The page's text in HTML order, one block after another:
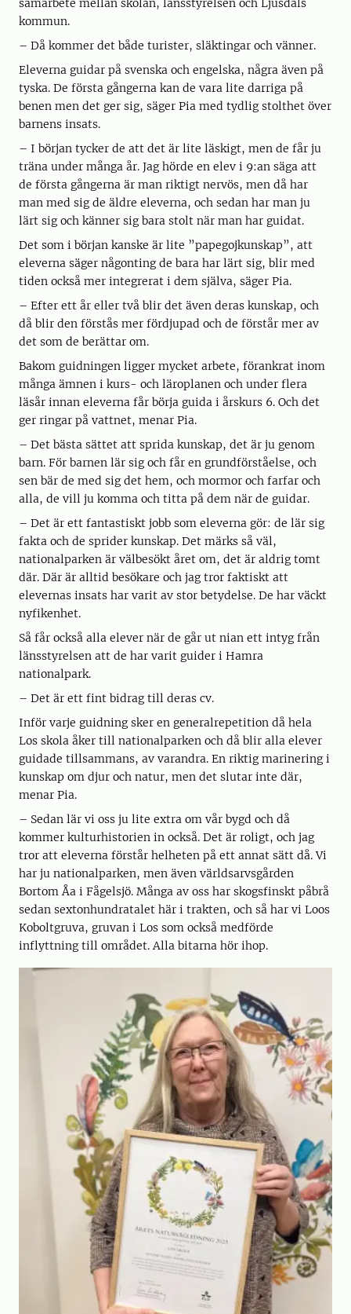
samarbete mellan skolan, länsstyrelsen och Ljusdals
kommun.
– Då kommer det både turister, släktingar och vänner.
Eleverna guidar på svenska och engelska, några även på
tyska. De första gångerna kan de vara lite darriga på
benen men det ger sig, säger Pia med tydlig stolthet över
barnens insats.
– I början tycker de att det är lite läskigt, men de får ju
träna under många år. Jag hörde en elev i 9:an säga att
de första gångerna är man riktigt nervös, men då har
man med sig de äldre eleverna, och sedan har man ju
lärt sig och känner sig bara stolt när man har guidat.
Det som i början kanske är lite ”papegojkunskap”, att
eleverna säger någonting de bara har lärt sig, blir med
tiden också mer integrerat i dem själva, säger Pia.
– Efter ett år eller två blir det även deras kunskap, och
då blir den förstås mer fördjupad och de förstår mer av
det som de berättar om.
Bakom guidningen ligger mycket arbete, förankrat inom
många ämnen i kurs- och läroplanen och under flera
läsår innan eleverna får börja guida i årskurs 6. Och det
ger ringar på vattnet, menar Pia.
– Det bästa sättet att sprida kunskap, det är ju genom
barn. För barnen lär sig och får en grundförståelse, och
sen bär de med sig det hem, och mormor och farfar och
alla, de vill ju komma och titta på dem när de guidar.
– Det är ett fantastiskt jobb som eleverna gör: de lär sig
fakta och de sprider kunskap. Det märks så väl,
nationalparken är välbesökt året om, det är aldrig tomt
där. Där är alltid besökare och jag tror faktiskt att
elevernas insats har varit av stor betydelse. De har väckt
nyfikenhet.
Så får också alla elever när de går ut nian ett intyg från
länsstyrelsen att de har varit guider i Hamra
nationalpark.
– Det är ett fint bidrag till deras cv.
Inför varje guidning sker en generalrepetition då hela
Los skola åker till nationalparken och då blir alla elever
guidade tillsammans, av varandra. En riktig marinering i
kunskap om djur och natur, men det slutar inte där,
menar Pia.
– Sedan lär vi oss ju lite extra om vår bygd och då
kommer kulturhistorien in också. Det är roligt, och jag
tror att eleverna förstår helheten på ett annat sätt då. Vi
har ju nationalparken, men även världsarvsgården
Bortom Åa i Fågelsjö. Många av oss har skogsfinskt påbrå
sedan sextonhundratalet här i trakten, och så har vi Loos
Koboltgruva, gruvan i Los som också medförde
inflyttning till området. Alla bitarna hör ihop.